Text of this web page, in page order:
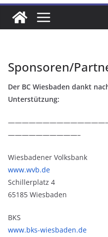
Sponsoren/
Der BC Wiesbaden dankt
Unterstützung:
——————————–
Wiesbadener Volksbank
www.wvb.de
Schillerplatz 4
65185 Wiesbaden
BKS
www.bks-wiesbaden.de